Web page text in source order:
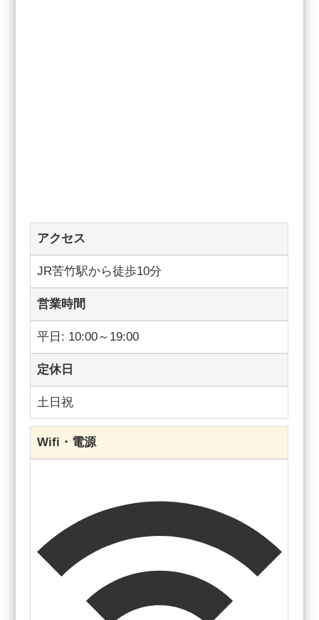
アクセス
JR苦竹駅から徒歩10分
営業時間
平日: 10:00～19:00
定休日
土日祝
Wifi・電源